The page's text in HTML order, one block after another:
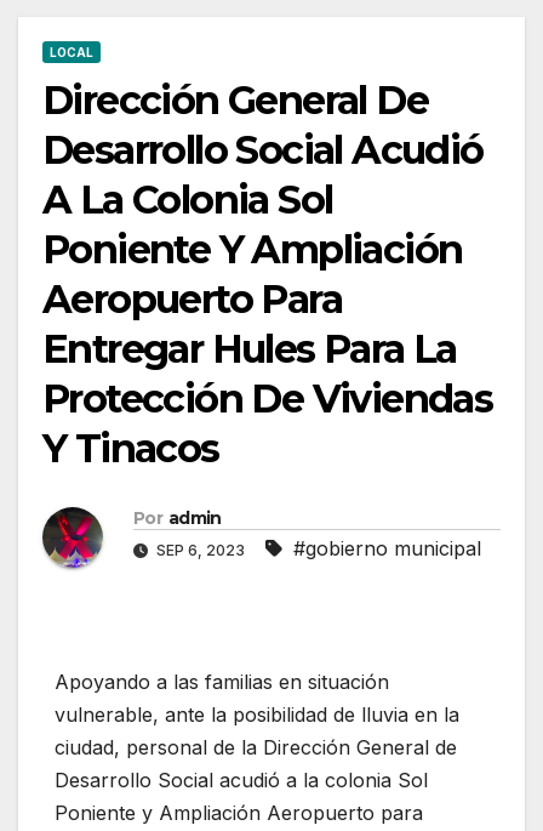
Protección
De
Viviendas
Tinacos
LOCAL
Dirección General De
Desarrollo Social Acudió
A La Colonia Sol
Poniente Y Ampliación
Aeropuerto Para
Entregar Hules Para La
Protección De Viviendas
Y Tinacos
Por admin
SEP 6, 2023 #gobierno municipal
Apoyando a las familias en situación
vulnerable, ante la posibilidad de lluvia en la
ciudad, personal de la Dirección General de
Desarrollo Social acudió a la colonia Sol
Poniente y Ampliación Aeropuerto para